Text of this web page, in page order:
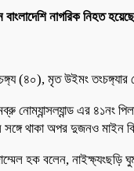
বাংলাদেশি নাগরিক নিহত
(৪০), মৃত উইমং তংচঙ্গ্যার
নোম্যান্সল্যান্ড এর ৪১নং
থাকা অপর দুজনও মাইন
হক বলেন,